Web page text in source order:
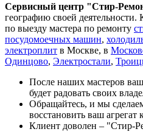
Сервисный центр "Стир-
географию своей деятельности.
по выезду мастера по ремонту
посудомоечных машин,
электроплит в Москве, в
Одинцово, Электростали,
После наших мастеров
будет радовать своих
Обращайтесь, и мы
восстановить ваш
Клиент доволен – "Стир-